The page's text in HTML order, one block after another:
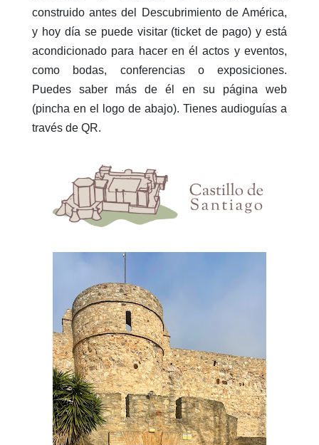
construido antes del Descubrimiento de América,
y hoy día se puede visitar (ticket de pago) y está
acondicionado para hacer en él actos y eventos,
como bodas, conferencias o exposiciones.
Puedes saber más de él en su página web
(pincha en el logo de abajo). Tienes audioguías a
través de QR.